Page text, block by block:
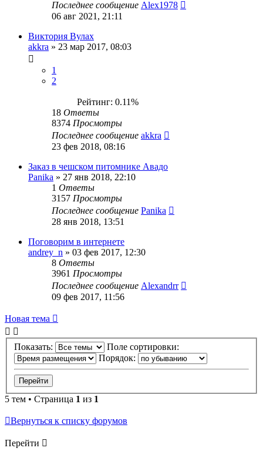
Последнее сообщение Alex1978
06 авг 2021, 21:11
Виктория Вулах
akkra » 23 мар 2017, 08:03
1
2
Рейтинг: 0.11%
18 Ответы
8374 Просмотры
Последнее сообщение akkra
23 фев 2018, 08:16
Заказ в чешском питомнике Авадо
Panika » 27 янв 2018, 22:10
1 Ответы
3157 Просмотры
Последнее сообщение Panika
28 янв 2018, 13:51
Поговорим в интернете
andrey_n » 03 фев 2017, 12:30
8 Ответы
3961 Просмотры
Последнее сообщение Alexandrr
09 фев 2017, 11:56
Новая тема
Показать:
Поле сортировки:
Порядок:
5 тем • Страница 1 из 1
Вернуться к списку форумов
Перейти